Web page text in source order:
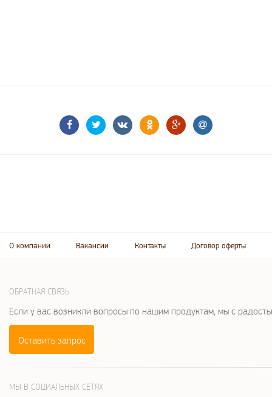
О компании Вакансии Контакты Договор оферты
ОБРАТНАЯ СВЯЗЬ
Если у вас возникли вопросы по нашим продуктам, мы с
Оставить запрос
МЫ В СОЦИАЛЬНЫХ СЕТЯХ